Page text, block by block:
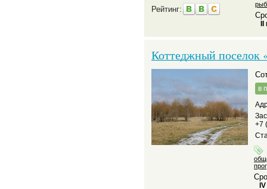
Рейтинг:
Коттеджный поселок
в
+7